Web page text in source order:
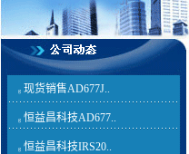
g 现货销售AD677J..
g 恒益昌科技AD677..
g 恒益昌科技IRS20..